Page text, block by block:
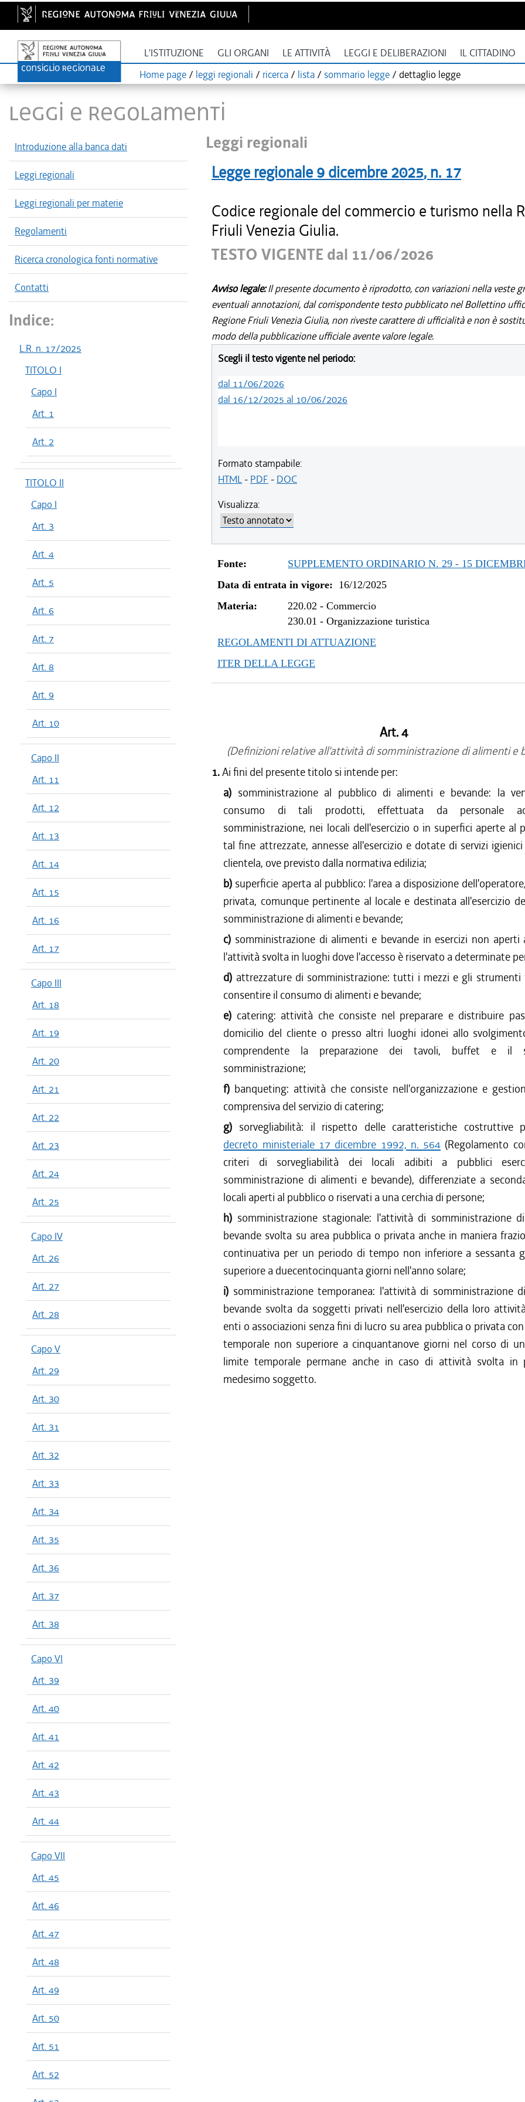
L'ISTITUZIONE GLI ORGANI LE ATTIVITÀ LEGGI E DELIBERAZIONI IL CITTADINO
Home page / leggi regionali / ricerca / lista / sommario legge / dettaglio legge
LEGGI E REGOLAMENTI
Introduzione alla banca dati
Leggi regionali
Leggi regionali per materie
Regolamenti
Ricerca cronologica fonti normative
Contatti
Indice:
L.R. n. 17/2025
TITOLO I
Capo I
Art. 1
Art. 2
TITOLO II
Capo I
Art. 3
Art. 4
Art. 5
Art. 6
Art. 7
Art. 8
Art. 9
Art. 10
Capo II
Art. 11
Art. 12
Art. 13
Art. 14
Art. 15
Art. 16
Art. 17
Capo III
Art. 18
Art. 19
Art. 20
Art. 21
Art. 22
Art. 23
Art. 24
Art. 25
Capo IV
Art. 26
Art. 27
Art. 28
Capo V
Art. 29
Art. 30
Art. 31
Art. 32
Art. 33
Art. 34
Art. 35
Art. 36
Art. 37
Art. 38
Capo VI
Art. 39
Art. 40
Art. 41
Art. 42
Art. 43
Art. 44
Capo VII
Art. 45
Art. 46
Art. 47
Art. 48
Art. 49
Art. 50
Art. 51
Art. 52
Leggi regionali
Legge regionale 9 dicembre 2025, n. 17
Codice regionale del commercio e turismo nella
Friuli Venezia Giulia.
TESTO VIGENTE dal 11/06/2026
Avviso legale:Il presente documento è riprodotto, con variazioni nella veste
eventuali annotazioni, dal corrispondente testo pubblicato nel Bollettino
Regione Friuli Venezia Giulia, non riveste carattere di ufficialità e non è
modo della pubblicazione ufficiale avente valore legale.
Scegli il testo vigente nel periodo:
dal 11/06/2026
dal 16/12/2025 al 10/06/2026
Formato stampabile:
HTML- PDF - DOC
Visualizza:
Fonte:
SUPPLEMENTO ORDINARIO N. 29 - 15
Data di entrata in vigore: 16/12/2025
Materia:
220.02 -Commercio
230.01 -Organizzazione turistica
REGOLAMENTI DI ATTUAZIONE
ITER DELLA LEGGE
Art. 4
(Definizioni relative all'attività di somministrazione di alimenti e
1.Ai fini del presente titolo si intende per:
a) somministrazione al pubblico di alimenti e bevande: la
consumo di tali prodotti, effettuata da personale
somministrazione, nei locali dell'esercizio o in superfici aperte al
tal fine attrezzate, annesse all'esercizio e dotate di servizi
clientela, ove previsto dalla normativa edilizia;
b) superficie aperta al pubblico: l'area a disposizione
privata, comunque pertinente al locale e destinata all'esercizio
somministrazione di alimenti e bevande;
c) somministrazione di alimenti e bevande in esercizi non aperti
l'attività svolta in luoghi dove l'accesso è riservato a determinate
d) attrezzature di somministrazione: tutti i mezzi e gli strumenti
consentire il consumo di alimenti e bevande;
e) catering: attività che consiste nel preparare e distribuire
domicilio del cliente o presso altri luoghi idonei allo
comprendente la preparazione dei tavoli, buffet e il
somministrazione;
f) banqueting: attività che consiste nell'organizzazione e
comprensiva del servizio di catering;
g) sorvegliabilità: il rispetto delle caratteristiche costruttive
decreto ministeriale 17 dicembre 1992, n. 564 (Regolamento
criteri di sorvegliabilità dei locali adibiti a pubblici
somministrazione di alimenti e bevande), differenziate a
locali aperti al pubblico o riservati a una cerchia di persone;
h) somministrazione stagionale: l'attività di somministrazione
bevande svolta su area pubblica o privata anche in maniera
continuativa per un periodo di tempo non inferiore a sessanta
superiore a duecentocinquanta giorni nell'anno solare;
i) somministrazione temporanea: l'attività di somministrazione
bevande svolta da soggetti privati nell'esercizio della loro
enti o associazioni senza fini di lucro su area pubblica o privata
temporale non superiore a cinquantanove giorni nel corso di
limite temporale permane anche in caso di attività svolta in
medesimo soggetto.